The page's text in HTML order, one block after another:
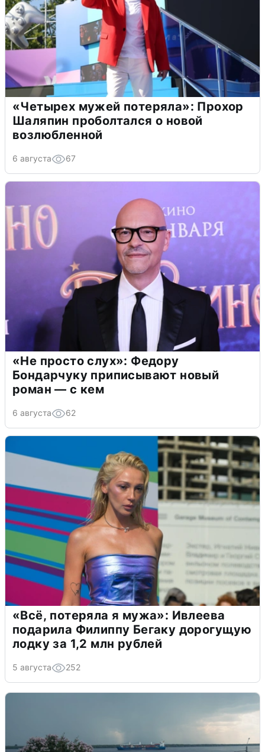
«Четырех мужей потеряла»: Прохор
Шаляпин проболтался о новой
возлюбленной
6 августа 67
«Не просто слух»: Федору
Бондарчуку приписывают новый
роман — с кем
6 августа 62
«Всё, потеряла я мужа»: Ивлеева
подарила Филиппу Бегаку дорогущую
лодку за 1,2 млн рублей
5 августа 252